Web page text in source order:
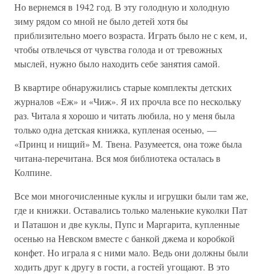
Но вернемся в 1942 год. В эту голодную и холодную
зиму рядом со мной не было детей хотя бы
приблизительно моего возраста. Играть было не с кем, и,
чтобы отвлечься от чувства голода и от тревожных
мыслей, нужно было находить себе занятия самой.
В квартире обнаружились старые комплекты детских
журналов «Еж» и «Чиж». Я их прочла все по нескольку
раз. Читала я хорошо и читать любила, но у меня была
только одна детская книжка, купленая осенью, —
«Принц и нищий» М. Твена. Разумеется, она тоже была
читана-перечитана. Вся моя библиотека осталась в
Колпине.
Все мои многочисленные куклы и игрушки были там же,
где и книжки. Оставались только маленькие куколки Пат
и Паташон и две куклы, Пупс и Маргарита, купленные
осенью на Невском вместе с банкой джема и коробкой
конфет. Но играла я с ними мало. Ведь они должны были
ходить друг к другу в гости, а гостей угощают. В это